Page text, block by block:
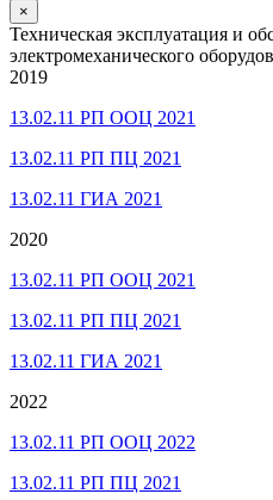
×
Техническая эксплуатация и
электромеханического
2019
13.02.11 РП ООЦ 2021
13.02.11 РП ПЦ 2021
13.02.11 ГИА 2021
2020
13.02.11 РП ООЦ 2021
13.02.11 РП ПЦ 2021
13.02.11 ГИА 2021
2022
13.02.11 РП ООЦ 2022
13.02.11 РП ПЦ 2021